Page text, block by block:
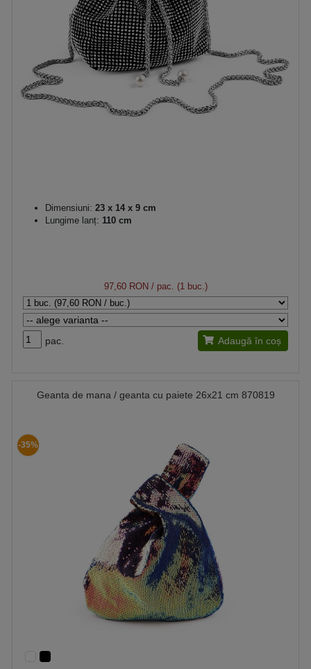
Dimensiuni: 23 x 14 x 9 cm
Lungime lanț: 110 cm
97,60 RON/ pac. (1 buc.)
pac. Adaugă în coș
Geanta de mana / geanta cu paiete 26x21 cm 870819
-35%